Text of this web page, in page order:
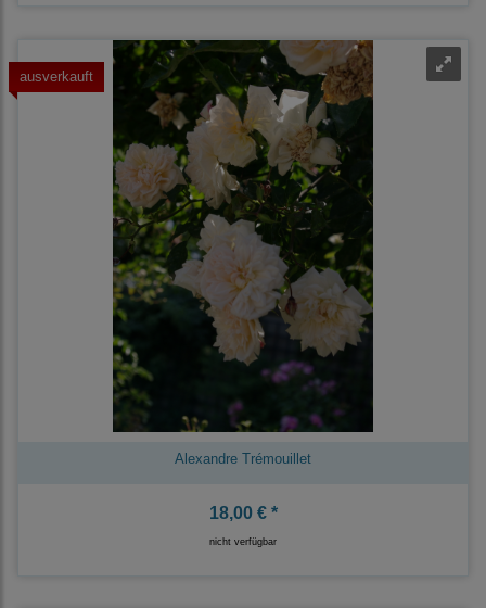
ausverkauft
Alexandre Trémouillet
18,00 € *
nicht verfügbar